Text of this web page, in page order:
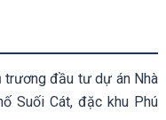
trương đầu tư dự án Nhà
Suối Cát, đặc khu Phú